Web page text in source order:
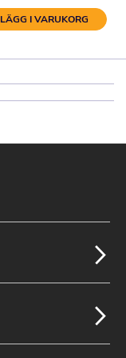
LÄGG I VARUKORG